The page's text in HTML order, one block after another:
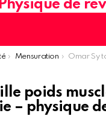
Mensuration Omar Sy taille poids muscles et
poids
– physique